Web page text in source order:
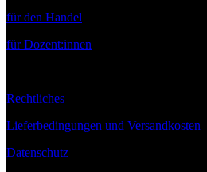
für den Handel
für Dozent:innen
Rechtliches
Lieferbedingungen und Versandkosten
Datenschutz